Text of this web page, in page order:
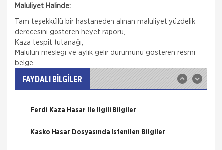
Maluliyet Halinde:
Tam teşekküllü bir hastaneden alınan maluliyet yüzdelik
derecesini gösteren heyet raporu,
Kaza tespit tutanağı,
Malulün mesleği ve aylık gelir durumunu gösteren resmi
belge
FAYDALI BİLGİLER
Nakliye Hasarı İçin Gerekli Bilgiler
ONLİNE Dask Prim Hesaplama
Trafik Hasarı için Gerekli Bilgiler
Yangın Hasarı ile ilgili Bilgiler
Ferdi Kaza Hasar İle İlgili Bilgiler
Kasko Hasar Dosyasında İstenilen Bilgiler